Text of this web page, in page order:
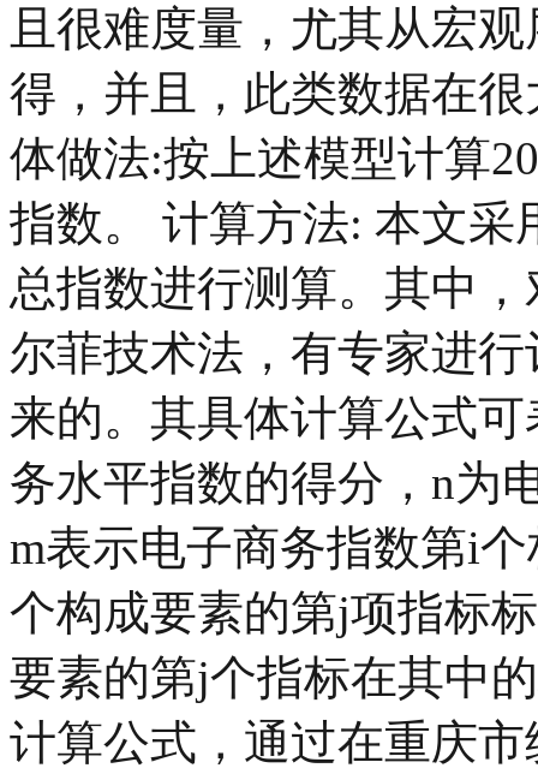
且很难度量，尤其从宏
得，并且，此类数据在
体做法:按上述模型计算
指数。 计算方法: 本文采
总指数进行测算。其中
尔菲技术法，有专家进
来的。其具体计算公式
务水平指数的得分，n为
m表示电子商务指数第i
个构成要素的第j项指标
要素的第j个指标在其中
计算公式，通过在重庆